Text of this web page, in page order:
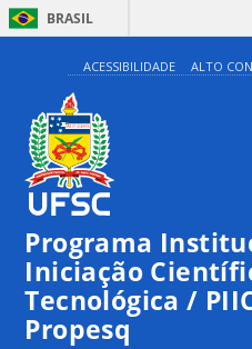
BRASIL
ACESSIBILIDADE ALTO
Programa
Iniciação
Tecnológica /
Propesq